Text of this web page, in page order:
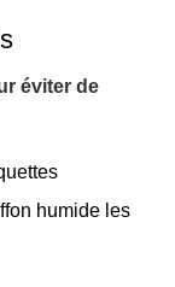
éviter de
humide les